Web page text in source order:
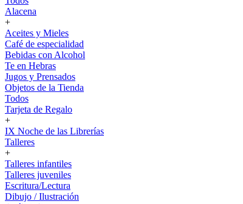
Alacena
+
Aceites y Mieles
Café de especialidad
Bebidas con Alcohol
Te en Hebras
Jugos y Prensados
Objetos de la Tienda
Todos
Tarjeta de Regalo
+
IX Noche de las Librerías
Talleres
+
Talleres infantiles
Talleres juveniles
Escritura/Lectura
Dibujo / Ilustración